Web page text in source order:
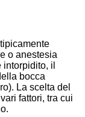
o anestesia
il
bocca
La scelta del
fattori, tra cui